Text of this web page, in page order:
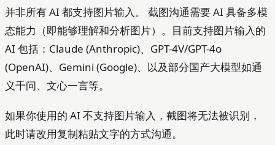
并非所有 AI 都支持图片输入。 截图沟通需要 AI 具备多模
态能力（即能够理解和分析图片）。目前支持图片输入的
AI 包括：Claude (Anthropic)、GPT-4V/GPT-4o
(OpenAI)、Gemini (Google)、以及部分国产大模型如通
义千问、文心一言等。
如果你使用的 AI 不支持图片输入，截图将无法被识别，
此时请改用复制粘贴文字的方式沟通。